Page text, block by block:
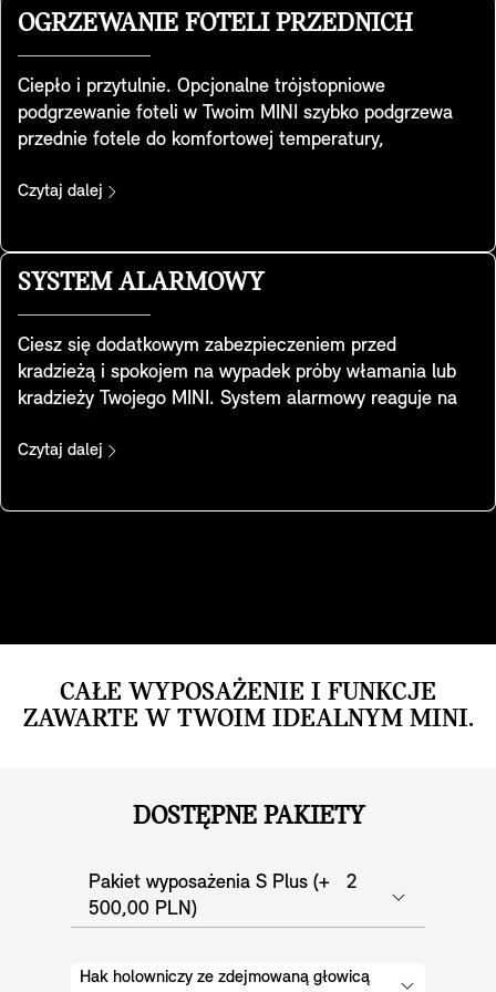
szczególnie na krótkich trasach.
OGRZEWANIE FOTELI PRZEDNICH
Ciepło i przytulnie. Opcjonalne trójstopniowe
podgrzewanie foteli w Twoim MINI szybko podgrzewa
przednie fotele do komfortowej temperatury,
pogodzie. Ogrzewa siedzisko i całą powierzchnię styku
siedzenia. Ponadto na wyświetlaczu kontrolnym można
dostosować rozdział ciepła do własnych preferencji.
Czytaj dalej
SYSTEM ALARMOWY
Ciesz się dodatkowym zabezpieczeniem przed
kradzieżą i spokojem na wypadek próby włamania lub
kradzieży Twojego MINI. System alarmowy reaguje na
sygnał ostrzegawczy i światła awaryjne. Dioda
systemu.
Czytaj dalej
CAŁE WYPOSAŻENIE I FUNKCJE
ZAWARTE W TWOIM IDEALNYM MINI.
DOSTĘPNE PAKIETY
Pakiet wyposażenia S Plus (+ 2
500,00 PLN)
Hak holowniczy ze zdejmowaną głowicą